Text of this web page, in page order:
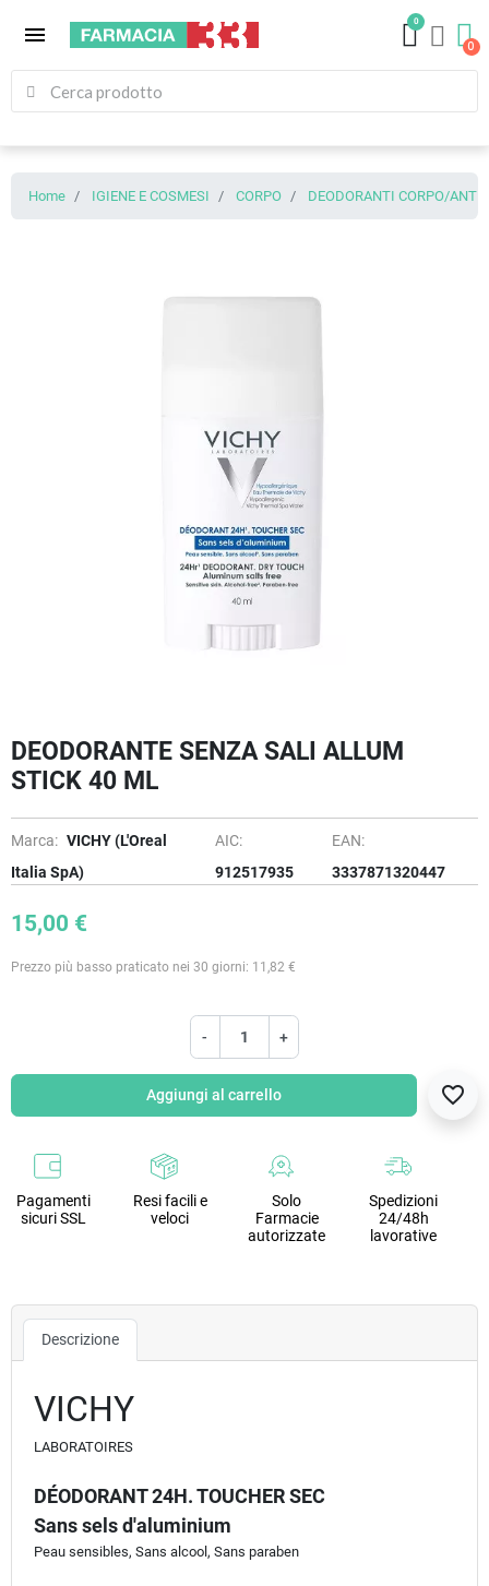
menu
0
Home IGIENE E COSMESI CORPO DEODORANTI CORPO/
DEODORANTE SENZA SALI ALLUM
STICK 40 ML
Marca: VICHY (L'Oreal
Italia SpA)
AIC:
912517935
EAN:
3337871320447
15,00 €
Prezzo più basso praticato nei 30 giorni: 11,82 €
- +
Aggiungi al carrello favorite_border
Pagamenti
sicuri SSL
Resi facili e
veloci
Solo
Farmacie
autorizzate
Spedizioni
24/48h
lavorative
Descrizione
VICHY
LABORATOIRES
DÉODORANT 24H. TOUCHER SEC
Sans sels d'aluminium
Peau sensibles, Sans alcool, Sans paraben